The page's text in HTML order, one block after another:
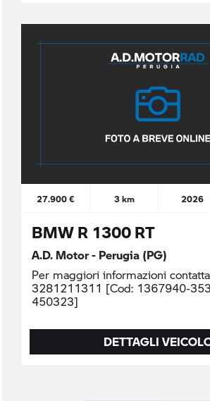
27.900 € 3 km 2026
BMW R 1300 RT
A.D. Motor - Perugia (PG)
Per maggiori informazioni
3281211311 [Cod: 1367940-
450323]
DETTAGLI